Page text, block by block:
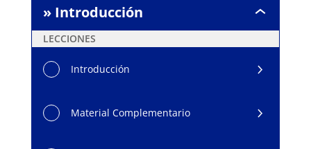
» Introducción
Introducción
LECCIONES
Introducción
Material Complementario